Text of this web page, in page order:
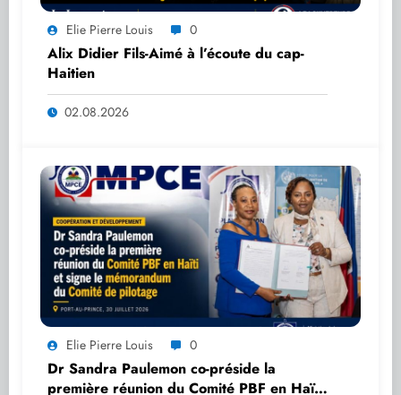
Elie Pierre Louis 0
Alix Didier Fils-Aimé à l’écoute du cap-
Haitien
02.08.2026
Elie Pierre Louis 0
Dr Sandra Paulemon co-préside la
première réunion du Comité PBF en Haïti